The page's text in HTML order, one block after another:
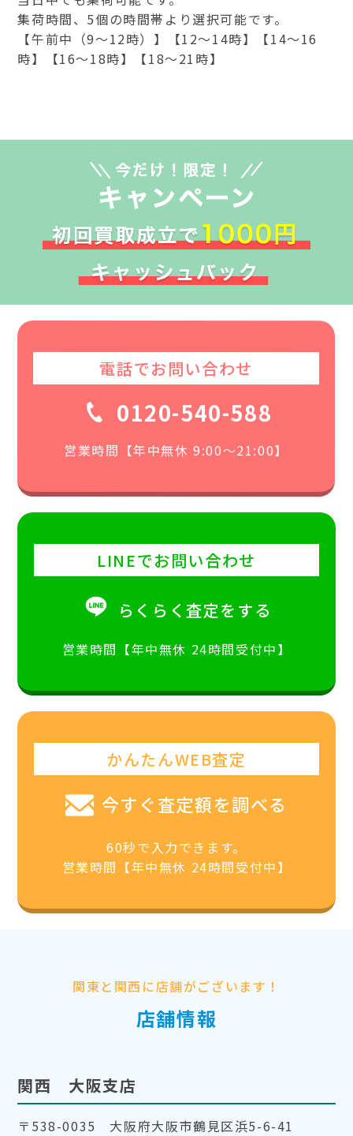
集荷時間、5個の時間帯より選択可能です。
【午前中（9～12時）】【12～14時】【14～16
時】【16～18時】【18～21時】
電話でお問い合わせ
0120-540-588
営業時間【年中無休 9:00〜21:00】
LINEでお問い合わせ
らくらく査定をする
営業時間【年中無休 24時間受付中】
かんたんWEB査定
今すぐ査定額を調べる
60秒で入力できます。
営業時間【年中無休 24時間受付中】
関東と関西に店舗がございます！
店舗情報
関西 大阪支店
〒538-0035 大阪府大阪市鶴見区浜5-6-41